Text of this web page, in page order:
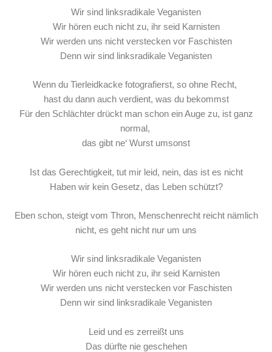
Wir sind linksradikale Veganisten
Wir hören euch nicht zu, ihr seid Karnisten
Wir werden uns nicht verstecken vor Faschisten
Denn wir sind linksradikale Veganisten
Wenn du Tierleidkacke fotografierst, so ohne Recht,
hast du dann auch verdient, was du bekommst
Für den Schlächter drückt man schon ein Auge zu, ist ganz
normal,
das gibt ne‘ Wurst umsonst
Ist das Gerechtigkeit, tut mir leid, nein, das ist es nicht
Haben wir kein Gesetz, das Leben schützt?
Eben schon, steigt vom Thron, Menschenrecht reicht nämlich
nicht, es geht nicht nur um uns
Wir sind linksradikale Veganisten
Wir hören euch nicht zu, ihr seid Karnisten
Wir werden uns nicht verstecken vor Faschisten
Denn wir sind linksradikale Veganisten
Leid und es zerreißt uns
Das dürfte nie geschehen